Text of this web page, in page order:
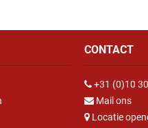
CONTACT
+31 (0)10
Mail ons
Locatie